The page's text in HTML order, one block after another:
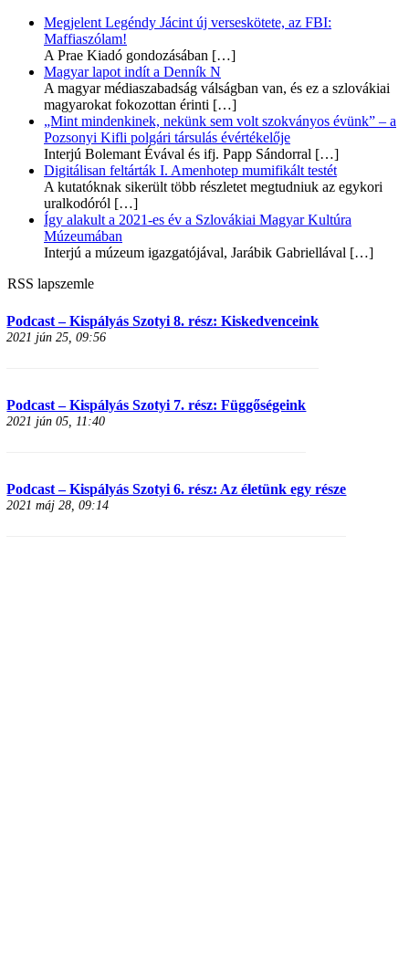
Megjelent Legéndy Jácint új verseskötete, az FBI:
Maffiaszólam!
A Prae Kiadó gondozásában […]
Magyar lapot indít a Denník N
A magyar médiaszabadság válságban van, és ez a szlovákiai
magyarokat fokozottan érinti […]
„Mint mindenkinek, nekünk sem volt szokványos évünk” – a
Pozsonyi Kifli polgári társulás évértékelője
Interjú Bolemant Évával és ifj. Papp Sándorral […]
Digitálisan feltárták I. Amenhotep mumifikált testét
A kutatóknak sikerült több részletet megtudniuk az egykori
uralkodóról […]
Így alakult a 2021-es év a Szlovákiai Magyar Kultúra
Múzeumában
Interjú a múzeum igazgatójával, Jarábik Gabriellával […]
RSS lapszemle
Podcast – Kispályás Szotyi 8. rész: Kiskedvenceink
2021 jún 25, 09:56
Podcast – Kispályás Szotyi 7. rész: Függőségeink
2021 jún 05, 11:40
Podcast – Kispályás Szotyi 6. rész: Az életünk egy része
2021 máj 28, 09:14